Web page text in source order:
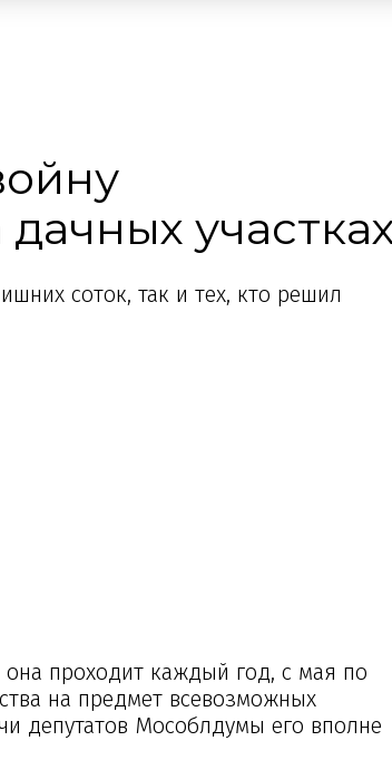
соток, так и тех, кто решил
проходит каждый год, с мая по
на предмет всевозможных
депутатов Мособлдумы его вполне